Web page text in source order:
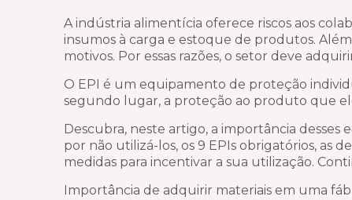
A indústria alimentícia oferece riscos aos
insumos à carga e estoque de produtos.
motivos. Por essas razões, o setor deve
O EPI é um equipamento de proteção
segundo lugar, a proteção ao produto que
Descubra, neste artigo, a importância
por não utilizá-los, os 9 EPIs obrigatórios, as
medidas para incentivar a sua utilização.
Importância de adquirir materiais em uma